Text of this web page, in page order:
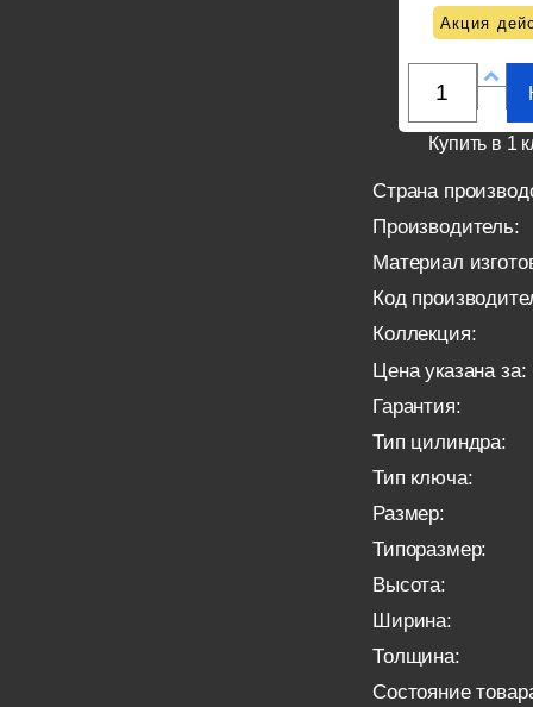
Акция
Купить в 1
Страна
Производитель:
Материал
Код
Коллекция:
Цена указана за:
Гарантия:
Тип цилиндра:
Тип ключа:
Размер:
Типоразмер:
Высота:
Ширина:
Толщина:
Состояние